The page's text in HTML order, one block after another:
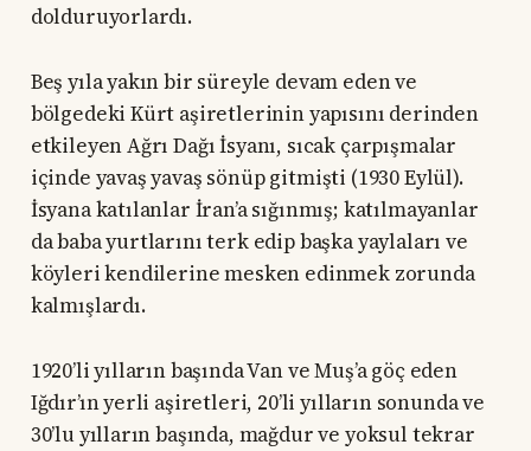
dolduruyorlardı.
Beş yıla yakın bir süreyle devam eden ve
bölgedeki Kürt aşiretlerinin yapısını derinden
etkileyen Ağrı Dağı İsyanı, sıcak çarpışmalar
içinde yavaş yavaş sönüp gitmişti (1930 Eylül).
İsyana katılanlar İran’a sığınmış; katılmayanlar
da baba yurtlarını terk edip başka yaylaları ve
köyleri kendilerine mesken edinmek zorunda
kalmışlardı.
1920’li yılların başında Van ve Muş’a göç eden
Iğdır’ın yerli aşiretleri, 20’li yılların sonunda ve
30’lu yılların başında, mağdur ve yoksul tekrar